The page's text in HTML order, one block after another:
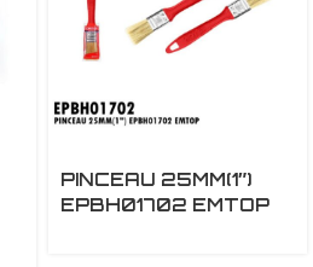
PINCEAU 25MM(1″)
EPBH01702 EMTOP